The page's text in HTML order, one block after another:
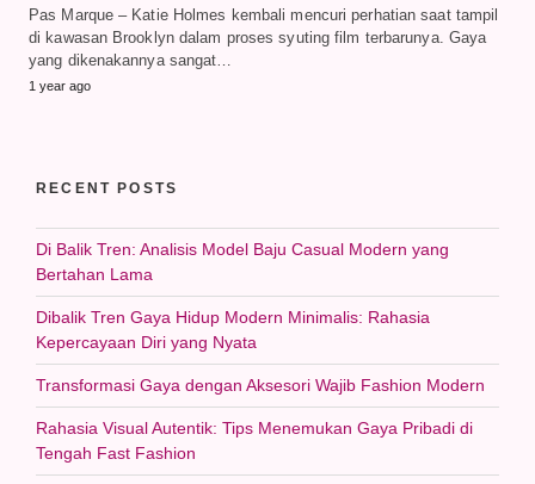
Pas Marque – Katie Holmes kembali mencuri perhatian saat tampil
di kawasan Brooklyn dalam proses syuting film terbarunya. Gaya
yang dikenakannya sangat…
1 year ago
RECENT POSTS
Di Balik Tren: Analisis Model Baju Casual Modern yang
Bertahan Lama
Dibalik Tren Gaya Hidup Modern Minimalis: Rahasia
Kepercayaan Diri yang Nyata
Transformasi Gaya dengan Aksesori Wajib Fashion Modern
Rahasia Visual Autentik: Tips Menemukan Gaya Pribadi di
Tengah Fast Fashion